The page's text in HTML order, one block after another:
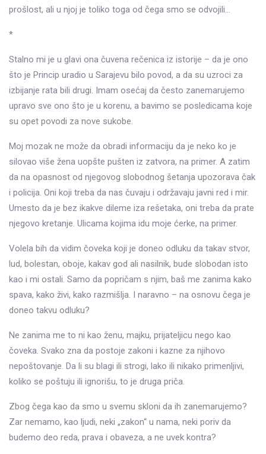
prošlost, ali u njoj je toliko toga od čega smo se odvojili…
*
Stalno mi je u glavi ona čuvena rečenica iz istorije – da je ono
što je Princip uradio u Sarajevu bilo povod, a da su uzroci za
izbijanje rata bili drugi. Imam osećaj da često zanemarujemo
upravo sve ono što je u korenu, a bavimo se posledicama koje
su opet povodi za nove sukobe.
Moj mozak ne može da obradi informaciju da je neko ko je
silovao više žena uopšte pušten iz zatvora, na primer. A zatim
da na opasnost od njegovog slobodnog šetanja upozorava čak
i policija. Oni koji treba da nas čuvaju i održavaju javni red i mir.
Umesto da je bez ikakve dileme iza rešetaka, oni treba da prate
njegovo kretanje. Ulicama kojima idu moje ćerke, na primer.
Volela bih da vidim čoveka koji je doneo odluku da takav stvor,
lud, bolestan, oboje, kakav god ali nasilnik, bude slobodan isto
kao i mi ostali. Samo da popričam s njim, baš me zanima kako
spava, kako živi, kako razmišlja. I naravno – na osnovu čega je
doneo takvu odluku?
Ne zanima me to ni kao ženu, majku, prijateljicu nego kao
čoveka. Svako zna da postoje zakoni i kazne za njihovo
nepoštovanje. Da li su blagi ili strogi, lako ili nikako primenljivi,
koliko se poštuju ili ignorišu, to je druga priča.
Zbog čega kao da smo u svemu skloni da ih zanemarujemo?
Zar nemamo, kao ljudi, neki „zakon“ u nama, neki poriv da
budemo deo reda, prava i obaveza, a ne uvek kontra?